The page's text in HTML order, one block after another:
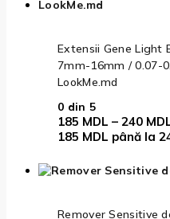
Extensii Gene Light
7mm-16mm / 0.07-
LookMe.md
0 din 5
185 MDL – 240
185 MDL până la
Remover Sensitive